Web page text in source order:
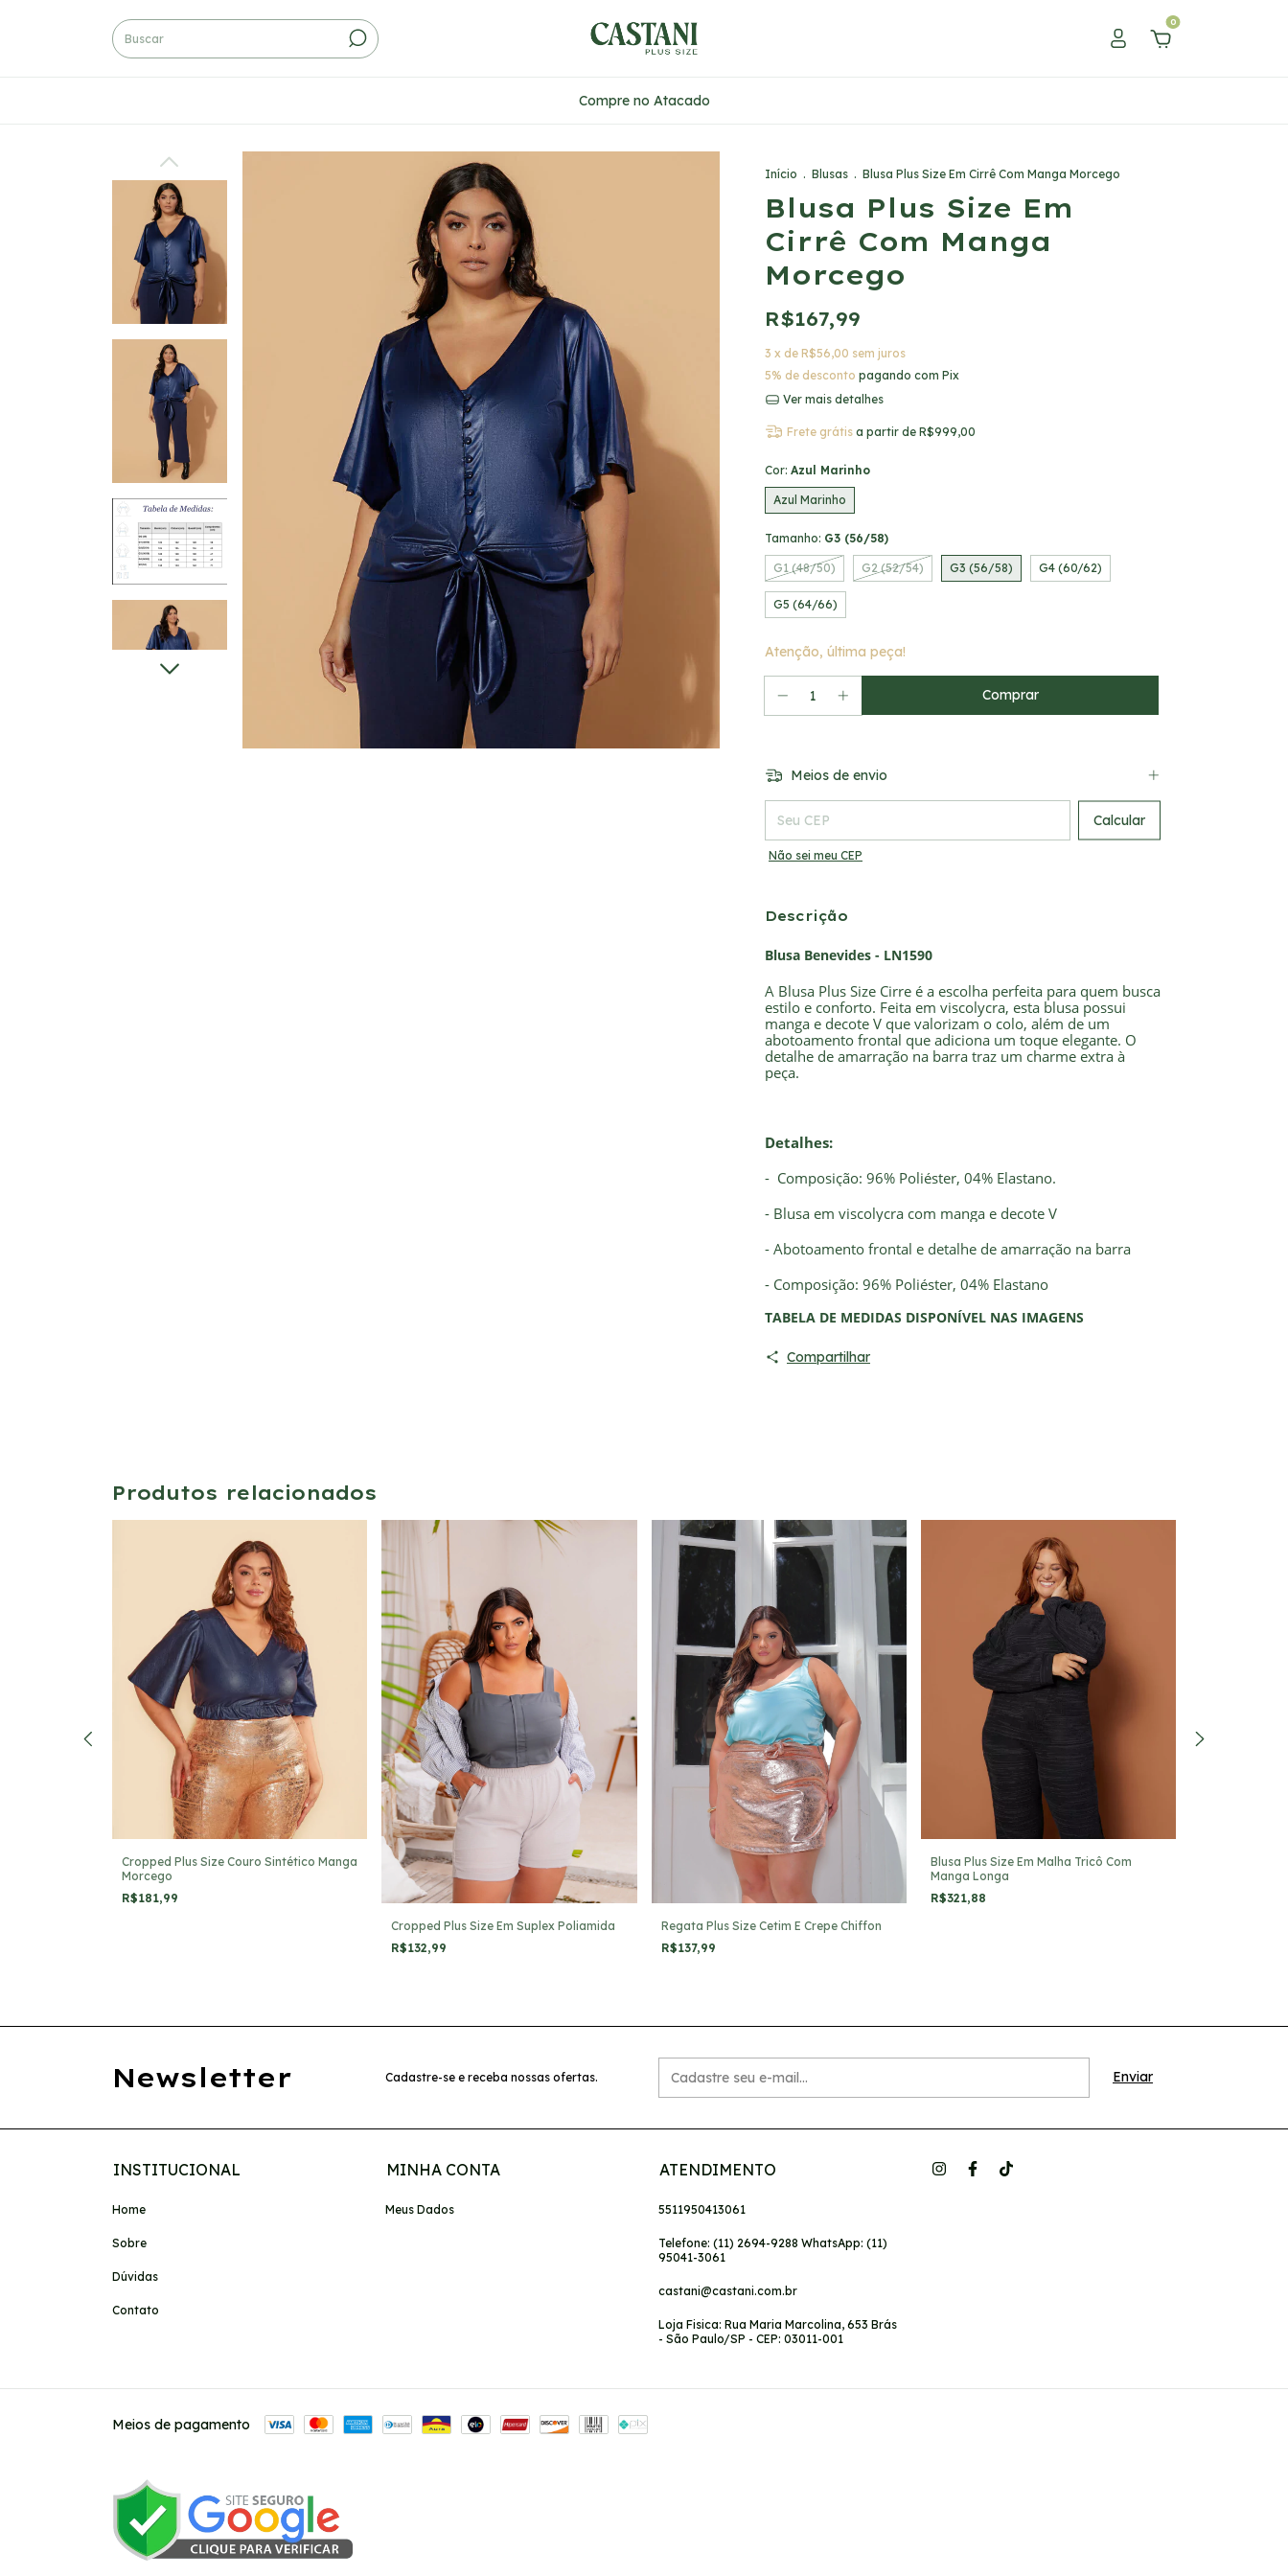
0
Compre no Atacado
Início . Blusas . Blusa Plus Size Em Cirrê Com Manga Morcego
Blusa Plus Size Em
Cirrê Com Manga
Morcego
R$167,99
3 x de R$56,00 sem juros
5% de desconto pagando com Pix
Ver mais detalhes
Frete grátis a partir de R$999,00
Cor: Azul Marinho
Azul Marinho
Tamanho: G3 (56/58)
G1 (48/50) G2 (52/54) G3 (56/58) G4 (60/62)
G5 (64/66)
Atenção, última peça!
Meios de envio
Entregas para o CEP:
Calcular
Não sei meu CEP
Descrição
Blusa Benevides - LN1590
A Blusa Plus Size Cirre é a escolha perfeita para quem busca
estilo e conforto. Feita em viscolycra, esta blusa possui
manga e decote V que valorizam o colo, além de um
abotoamento frontal que adiciona um toque elegante. O
detalhe de amarração na barra traz um charme extra à
peça.
Detalhes:
- Composição: 96% Poliéster, 04% Elastano.
- Blusa em viscolycra com manga e decote V
- Abotoamento frontal e detalhe de amarração na barra
- Composição: 96% Poliéster, 04% Elastano
TABELA DE MEDIDAS DISPONÍVEL NAS IMAGENS
Compartilhar
Produtos relacionados
Cropped Plus Size Couro Sintético Manga
Morcego
R$181,99
Cropped Plus Size Em Suplex Poliamida
R$132,99
Regata Plus Size Cetim E Crepe Chiffon
R$137,99
Blusa Plus Size Em Malha Tricô Com
Manga Longa
R$321,88
Newsletter Cadastre-se e receba nossas ofertas.
INSTITUCIONAL
Home
Sobre
Dúvidas
Contato
MINHA CONTA
Meus Dados
ATENDIMENTO
5511950413061
Telefone: (11) 2694-9288 WhatsApp: (11)
95041-3061
castani@castani.com.br
Loja Fisica: Rua Maria Marcolina, 653 Brás
- São Paulo/SP - CEP: 03011-001
Meios de pagamento